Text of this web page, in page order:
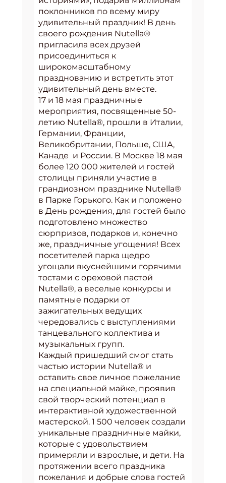
поклонников по всему миру
удивительный праздник! В день
своего рождения Nutella®
пригласила всех друзей
присоединиться к
широкомасштабному
празднованию и встретить этот
удивительный день вместе.
17 и 18 мая праздничные
мероприятия, посвященные 50-
летию Nutella®, прошли в Италии,
Германии, Франции,
Великобритании, Польше, США,
Канаде и России. В Москве 18 мая
более 120 000 жителей и гостей
столицы приняли участие в
грандиозном празднике Nutella®
в Парке Горького. Как и положено
в День рождения, для гостей было
подготовлено множество
сюрпризов, подарков и, конечно
же, праздничные угощения! Всех
посетителей парка щедро
угощали вкуснейшими горячими
тостами с ореховой пастой
Nutella®, а веселые конкурсы и
памятные подарки от
зажигательных ведущих
чередовались с выступлениями
танцевального коллектива и
музыкальных групп.
Каждый пришедший смог стать
частью истории Nutella® и
оставить свое личное пожелание
на специальной майке, проявив
свой творческий потенциал в
интерактивной художественной
мастерской. 1 500 человек создали
уникальные праздничные майки,
которые с удовольствием
примеряли и взрослые, и дети. На
протяжении всего праздника
пожелания и добрые слова гостей